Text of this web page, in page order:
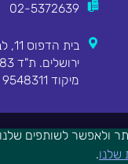
ולאפשר לשותפים
שלנו.
02-5372639
בית
מיקוד 9548311